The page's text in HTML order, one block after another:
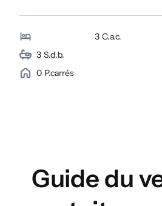
3 C.a.c.
3 S.d.b.
0 P.carrés
Guide du